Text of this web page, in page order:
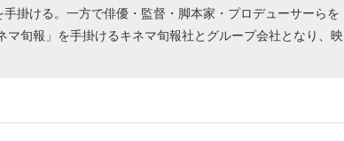
掛ける。一方で俳優・監督・脚本家・プロデューサーらを
旬報」を手掛けるキネマ旬報社とグループ会社となり、映